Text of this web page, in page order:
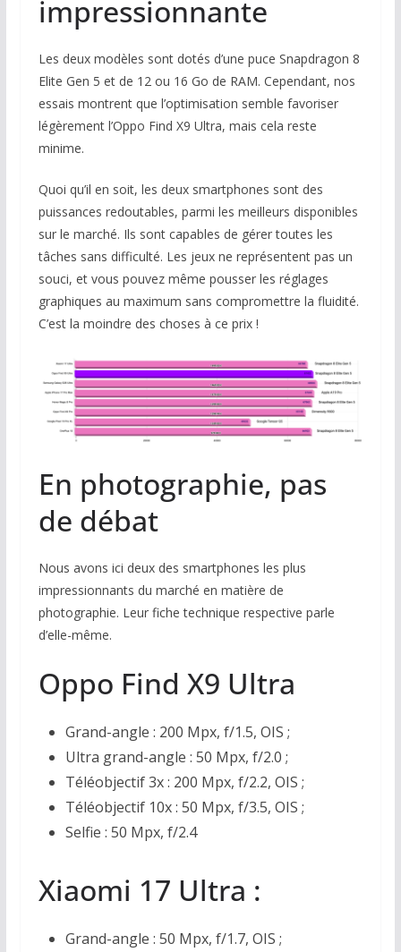
impressionnante
Les deux modèles sont dotés d’une puce Snapdragon 8
Elite Gen 5 et de 12 ou 16 Go de RAM. Cependant, nos
essais montrent que l’optimisation semble favoriser
légèrement l’Oppo Find X9 Ultra, mais cela reste
minime.
Quoi qu’il en soit, les deux smartphones sont des
puissances redoutables, parmi les meilleurs disponibles
sur le marché. Ils sont capables de gérer toutes les
tâches sans difficulté. Les jeux ne représentent pas un
souci, et vous pouvez même pousser les réglages
graphiques au maximum sans compromettre la fluidité.
C’est la moindre des choses à ce prix !
En photographie, pas
de débat
Nous avons ici deux des smartphones les plus
impressionnants du marché en matière de
photographie. Leur fiche technique respective parle
d’elle-même.
Oppo Find X9 Ultra
Grand-angle : 200 Mpx, f/1.5, OIS ;
Ultra grand-angle : 50 Mpx, f/2.0 ;
Téléobjectif 3x : 200 Mpx, f/2.2, OIS ;
Téléobjectif 10x : 50 Mpx, f/3.5, OIS ;
Selfie : 50 Mpx, f/2.4
Xiaomi 17 Ultra :
Grand-angle : 50 Mpx, f/1.7, OIS ;